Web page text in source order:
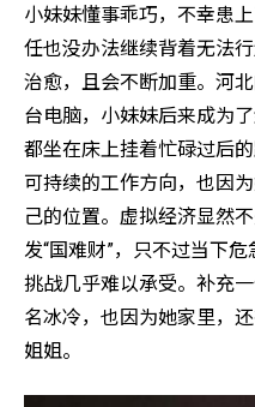
小妹妹懂事乖巧，不幸患
任也没办法继续背着无法
治愈，且会不断加重。河
台电脑，小妹妹后来成为
都坐在床上挂着忙碌过后
可持续的工作方向，也因
己的位置。虚拟经济显然
发“国难财”，只不过当下
挑战几乎难以承受。补充
名冰冷，也因为她家里，
姐姐。